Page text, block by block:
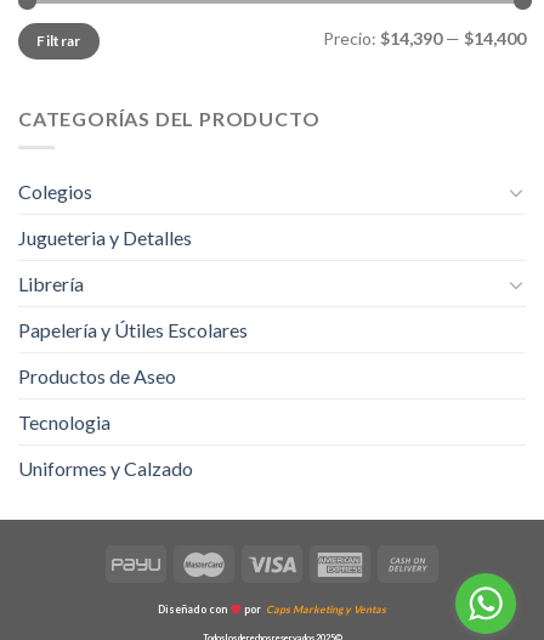
Precio
mínimo
Precio
máximo
Filtrar Precio: $14,390— $14,400
CATEGORÍAS DEL PRODUCTO
Colegios
Jugueteria y Detalles
Librería
Papelería y Útiles Escolares
Productos de Aseo
Tecnologia
Uniformes y Calzado
Diseñado con por Caps Marketing y Ventas